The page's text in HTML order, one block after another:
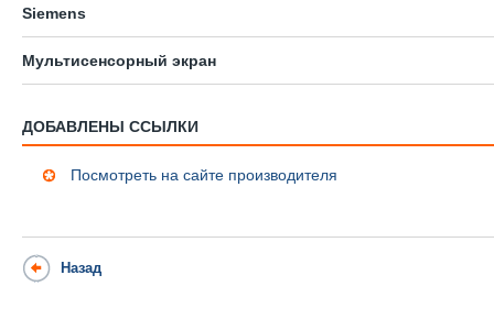
Siemens
Мультисенсорный экран
ДОБАВЛЕНЫ ССЫЛКИ
Посмотреть на сайте производителя
Назад